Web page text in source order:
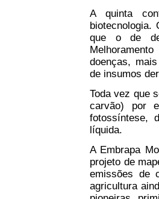
A quinta
biotecnologia.
que o de
doenças,
de insumos
Toda vez que
carvão) por
fotossíntese,
líquida.
A Embrapa
projeto de
emissões de
agricultura